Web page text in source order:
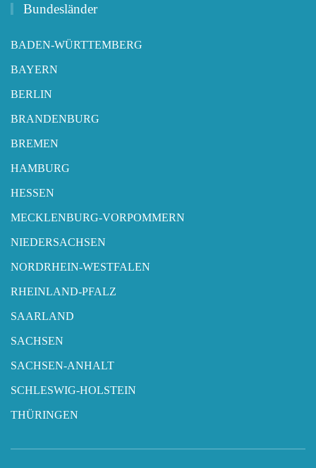
Bundesländer
BADEN-WÜRTTEMBERG
BAYERN
BERLIN
BRANDENBURG
BREMEN
HAMBURG
HESSEN
MECKLENBURG-VORPOMMERN
NIEDERSACHSEN
NORDRHEIN-WESTFALEN
RHEINLAND-PFALZ
SAARLAND
SACHSEN
SACHSEN-ANHALT
SCHLESWIG-HOLSTEIN
THÜRINGEN